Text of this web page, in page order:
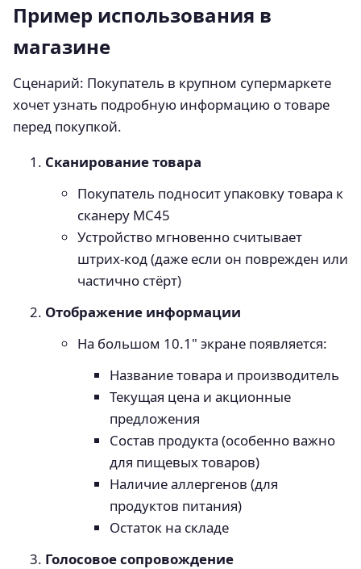
Пример использования в
магазине
Сценарий: Покупатель в крупном супермаркете
хочет узнать подробную информацию о товаре
перед покупкой.
Сканирование товара
Покупатель подносит упаковку товара к
сканеру MC45
Устройство мгновенно считывает
штрих-код (даже если он поврежден или
частично стёрт)
Отображение информации
На большом 10.1" экране появляется:
Название товара и производитель
Текущая цена и акционные
предложения
Состав продукта (особенно важно
для пищевых товаров)
Наличие аллергенов (для
продуктов питания)
Остаток на складе
Голосовое сопровождение